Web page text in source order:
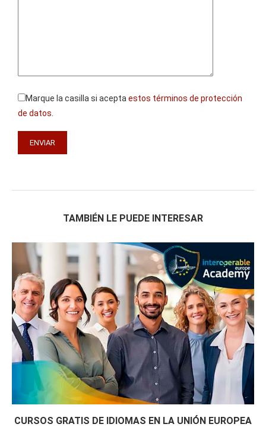
Marque la casilla si acepta estos términos de protección
de datos
TAMBIÉN LE PUEDE INTERESAR
CURSOS GRATIS DE IDIOMAS EN LA UNIÓN EUROPEA